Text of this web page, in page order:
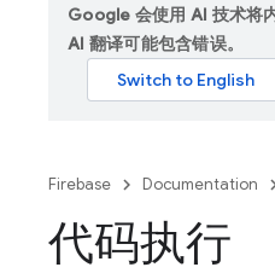
Google 会使用 AI 技术将
AI 翻译可能包含错误。
Firebase Documentation
代码执行